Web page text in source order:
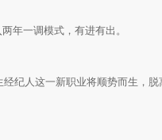
年一调模式，有进有出。
纪人这一新职业将顺势而生，